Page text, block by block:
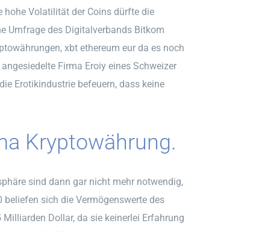
Volatilität der Coins dürfte die
Umfrage des Digitalverbands Bitkom
xbt ethereum eur da es noch
Firma Eroiy eines Schweizer
Erotikindustrie befeuern, dass keine
Kryptowährung.
sind dann gar nicht mehr notwendig,
sich die Vermögenswerte des
Dollar, da sie keinerlei Erfahrung